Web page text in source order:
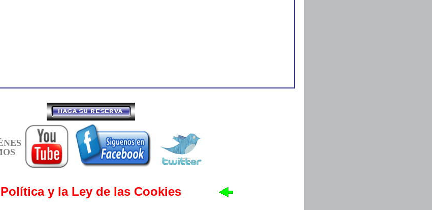
Política y la Ley de las Cookies